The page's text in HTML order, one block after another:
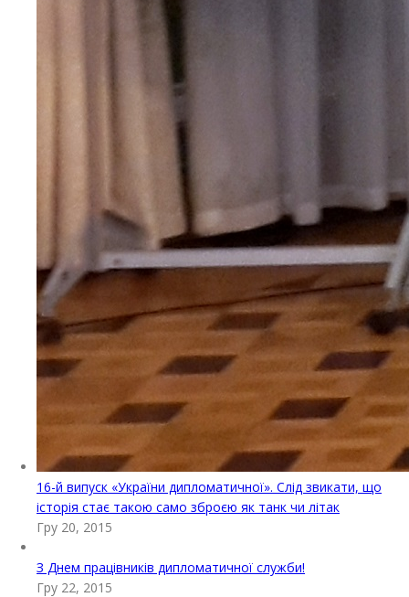
16-й випуск «України дипломатичної». Слід звикати, що
історія стає такою само зброєю як танк чи літак
Гру 20, 2015
З Днем працівників дипломатичної служби!
Гру 22, 2015